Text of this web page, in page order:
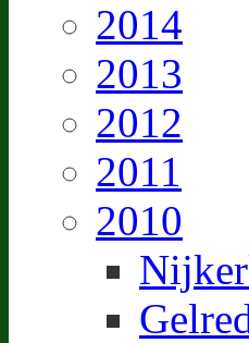
2014
2013
2012
2011
2010